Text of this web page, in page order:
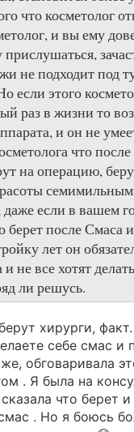
что косметолог
и вы ему
прислушаться,
не подходит под
если этого
раз в жизни то
и он не
что
на операцию,
даже если в вашем
берет после Смаса
лет он
не все хотят
ли решусь.
хирурги,
себе смас и
обговаривала
. Я была на
что берет
. Но я боюсь